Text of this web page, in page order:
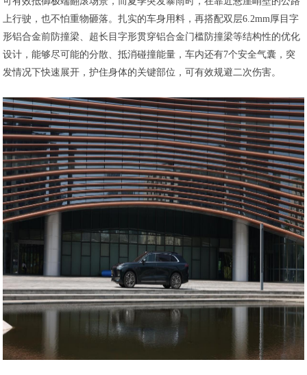
上行驶，也不怕重物砸落。扎实的车身用料，再搭配双层6.2mm厚目字
形铝合金前防撞梁、超长目字形贯穿铝合金门槛防撞梁等结构性的优化
设计，能够尽可能的分散、抵消碰撞能量，车内还有7个安全气囊，突
发情况下快速展开，护住身体的关键部位，可有效规避二次伤害。